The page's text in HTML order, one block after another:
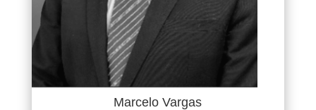
Marcelo Vargas